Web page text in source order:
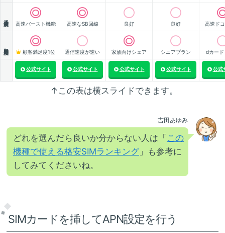
高速バースト機能 高速なSB回線 良好 良好 高速ド
顧客満足度1位 通信速度が速い 家族向けシェア シニアプラン dカード
公式サイト 公式サイト 公式サイト 公式サイト 公式
↑この表は横スライドできます。
吉田あゆみ
どれを選んだら良いか分からない人は「 この
機種で使える格安SIMランキング 」も参考に
してみてくださいね。
SIMカードを挿してAPN設定を行う